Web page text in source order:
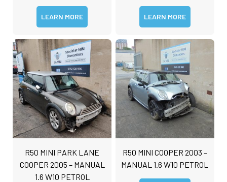
LEARN MORE LEARN MORE
R50 MINI PARK LANE
COOPER 2005 – MANUAL
1.6 W10 PETROL
R50 MINI COOPER 2003 –
MANUAL 1.6 W10 PETROL